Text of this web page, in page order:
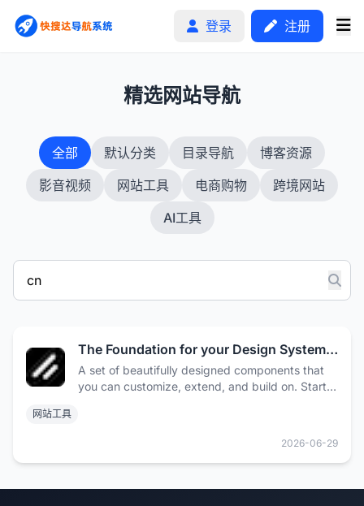
登录 注册
分类排行
申请收录
自助广告
精选网站导航
全部 默认分类 目录导航
博客资源
影音视频
网站工具 电商购物
跨境网站
AI工具
The Foundation for your Design System - shadcn/ui
A set of beautifully designed components that
you can customize, extend, and build on. Start
网站工具
2026-06-29